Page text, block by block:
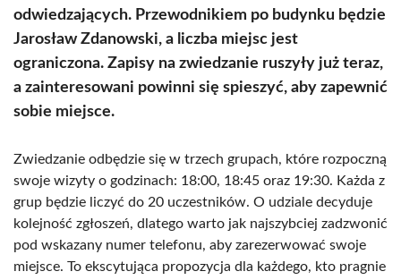
odwiedzających. Przewodnikiem po budynku będzie
Jarosław Zdanowski, a liczba miejsc jest
ograniczona. Zapisy na zwiedzanie ruszyły już teraz,
a zainteresowani powinni się spieszyć, aby zapewnić
sobie miejsce.
Zwiedzanie odbędzie się w trzech grupach, które rozpoczną
swoje wizyty o godzinach: 18:00, 18:45 oraz 19:30. Każda z
grup będzie liczyć do 20 uczestników. O udziale decyduje
kolejność zgłoszeń, dlatego warto jak najszybciej zadzwonić
pod wskazany numer telefonu, aby zarezerwować swoje
miejsce. To ekscytująca propozycja dla każdego, kto pragnie